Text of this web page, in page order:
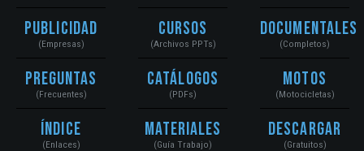
Publicidad
(Empresas)
Preguntas
(Frecuentes)
Índice
(Enlaces)
Cursos
(Archivos PPTs)
Catálogos
(PDFs)
Materiales
(Guía Trabajo)
Documentales
(Completos)
Motos
(Motocicletas)
Descargar
(Gratuitos)